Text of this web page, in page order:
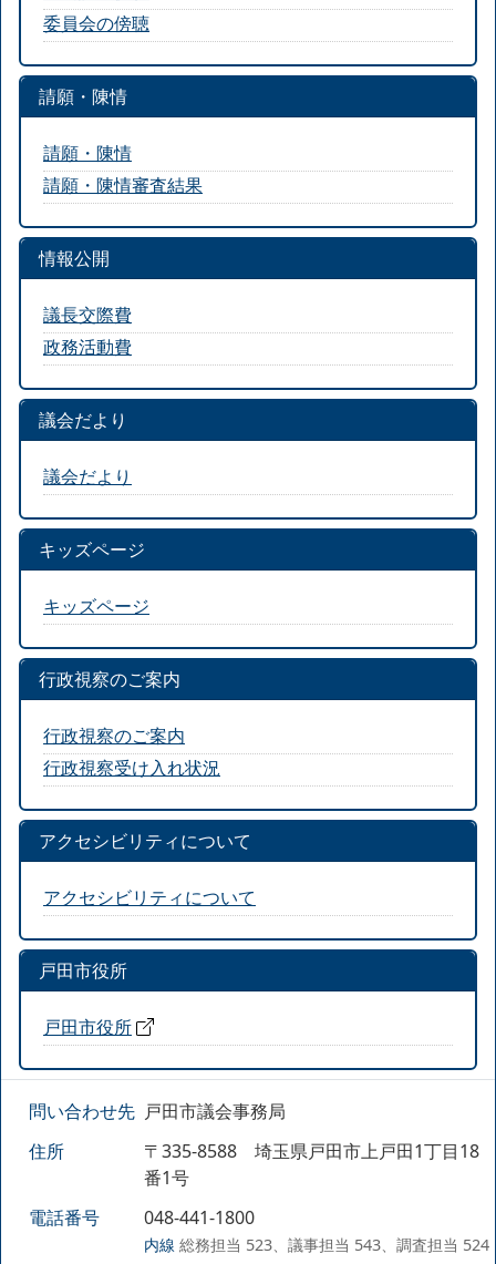
委員会の傍聴
請願・陳情
請願・陳情
請願・陳情審査結果
情報公開
議長交際費
政務活動費
議会だより
議会だより
キッズページ
キッズページ
行政視察のご案内
行政視察のご案内
行政視察受け入れ状況
アクセシビリティについて
アクセシビリティについて
戸田市役所
戸田市役所
問い合わせ先 戸田市議会事務局
住所
〒335-8588 埼玉県戸田市上戸田1丁目18
番1号
電話番号
048-441-1800
内線 総務担当 523、議事担当 543、調査担当 524